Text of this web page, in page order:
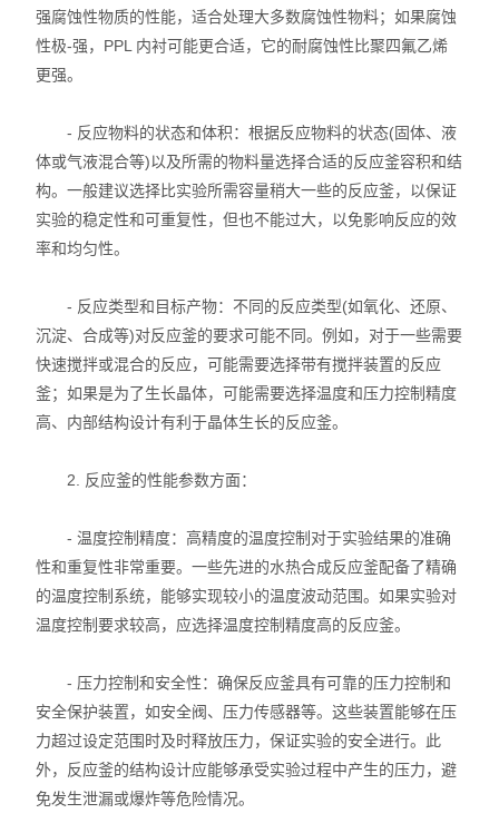
玻璃反应釜
低温冷却液循环泵
高低温循环装置
低温反应浴/恒温槽
电热套
微波化学反应器
显微熔点测定仪
蠕动泵
振荡器
微型真空泵
摇床
聚四氟乙烯
紫外分析仪
强腐蚀性物质的性能，适合处理大多数腐蚀性物料；如果腐蚀
性极-强，PPL 内衬可能更合适，它的耐腐蚀性比聚四氟乙烯
更强。
- 反应物料的状态和体积：根据反应物料的状态(固体、液
体或气液混合等)以及所需的物料量选择合适的反应釜容积和结
构。一般建议选择比实验所需容量稍大一些的反应釜，以保证
实验的稳定性和可重复性，但也不能过大，以免影响反应的效
率和均匀性。
- 反应类型和目标产物：不同的反应类型(如氧化、还原、
沉淀、合成等)对反应釜的要求可能不同。例如，对于一些需要
快速搅拌或混合的反应，可能需要选择带有搅拌装置的反应
釜；如果是为了生长晶体，可能需要选择温度和压力控制精度
高、内部结构设计有利于晶体生长的反应釜。
2. 反应釜的性能参数方面：
- 温度控制精度：高精度的温度控制对于实验结果的准确
性和重复性非常重要。一些先进的水热合成反应釜配备了精确
的温度控制系统，能够实现较小的温度波动范围。如果实验对
温度控制要求较高，应选择温度控制精度高的反应釜。
- 压力控制和安全性：确保反应釜具有可靠的压力控制和
安全保护装置，如安全阀、压力传感器等。这些装置能够在压
力超过设定范围时及时释放压力，保证实验的安全进行。此
外，反应釜的结构设计应能够承受实验过程中产生的压力，避
免发生泄漏或爆炸等危险情况。